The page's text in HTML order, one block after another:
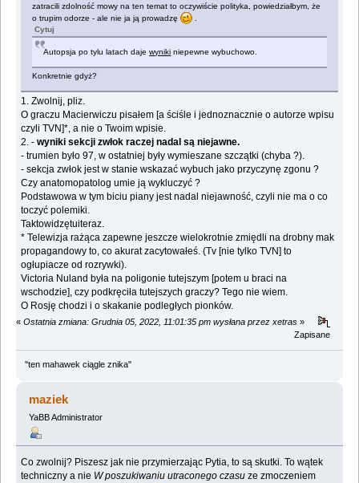
zatracili zdolność mowy na ten temat to oczywiście polityka, powiedziałbym, że
o trupim odorze - ale nie ja ją prowadzę
Cytuj
Autopsja po tylu latach dajewyniki niepewne wybuchowo.
Konkretnie gdyż?
1. Zwolnij, pliz.
O graczu Macierwiczu pisałem [a ściśle i jednoznacznie o autorze wpisu
czyli TVN]*, a nie o Twoim wpisie.
2. -wyniki sekcji zwłok raczej nadal są niejawne.
- trumien było 97, w ostatniej były wymieszane szczątki (chyba ?).
- sekcja zwłok jest w stanie wskazać wybuch jako przyczynę zgonu ?
Czy anatomopatolog umie ją wykluczyć ?
Podstawowa w tym biciu piany jest nadal niejawność, czyli nie ma o co
toczyć polemiki.
Taktowidzętuiteraz.
* Telewizja rażąca zapewne jeszcze wielokrotnie zmiędli na drobny mak
propagandowy to, co akurat zacytowałeś. (Tv [nie tylko TVN] to
ogłupiacze od rozrywki).
Victoria Nuland była na poligonie tutejszym [potem u braci na
wschodzie], czy podkręciła tutejszych graczy? Tego nie wiem.
O Rosję chodzi i o skakanie podległych pionków.
« Ostatnia zmiana: Grudnia 05, 2022, 11:01:35 pm wysłana przez xetras »
Zapisane
"ten mahawek ciągle znika"
maziek
YaBB Administrator
Co zwolnij? Piszesz jak nie przymierzając Pytia, to są skutki. To wątek
techniczny a nie W poszukiwaniu utraconego czasu ze zmoczeniem